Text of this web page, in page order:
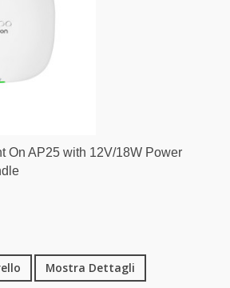
On AP25 with 12V/18W Power
Mostra Dettagli